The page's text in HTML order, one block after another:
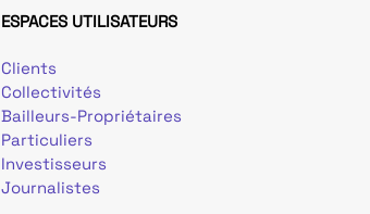
ESPACES UTILISATEURS
Clients
Collectivités
Bailleurs-Propriétaires
Particuliers
Investisseurs
Journalistes